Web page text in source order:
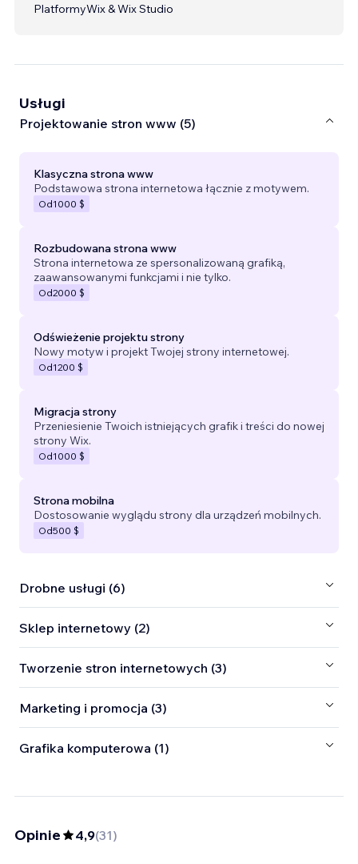
PlatformyWix & Wix Studio
Usługi
Projektowanie stron www (5)
Klasyczna strona www
Podstawowa strona internetowa łącznie z motywem.
Od1000 $
Rozbudowana strona www
Strona internetowa ze spersonalizowaną grafiką,
zaawansowanymi funkcjami i nie tylko.
Od2000 $
Odświeżenie projektu strony
Nowy motyw i projekt Twojej strony internetowej.
Od1200 $
Migracja strony
Przeniesienie Twoich istniejących grafik i treści do nowej
strony Wix.
Od1000 $
Strona mobilna
Dostosowanie wyglądu strony dla urządzeń mobilnych.
Od500 $
Drobne usługi (6)
Sklep internetowy (2)
Tworzenie stron internetowych (3)
Marketing i promocja (3)
Grafika komputerowa (1)
Opinie 4,9(31)